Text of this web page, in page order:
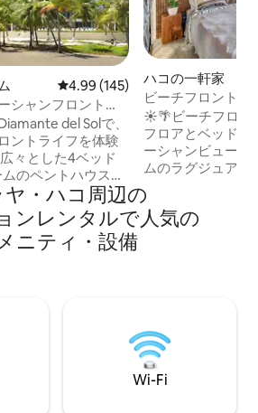
レビュー145件、5つ星中4.99つ
4.99 (145)
シャンフロント
ル・ソルdel Solで、
ントライフを体験
のペントハウス
イルの敷設、キッ
ムのリニューア
リフォームが完了
ーション。 時
ス作業、または公
生する場合があ
管理範囲外である
ハコの一軒家
ビーチフロント
テルプール、キッ
☀️🌴ビーチフロントヴ
フロアとベッドル
ーシャンビューが
ムのラグジュアリ
い。最上階のソー
テルプールと専用
ヤ・ハコ⁠周⁠辺⁠の
ン⁠レ⁠ン⁠タ⁠ル⁠で人⁠気⁠の
ニ⁠テ⁠ィ⁠・⁠設⁠備
Wi-Fi